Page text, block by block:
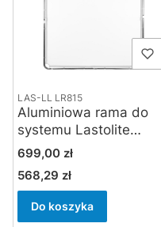
LAS-LL LR815
Aluminiowa rama do
systemu Lastolite
Skylite Rapid midi 1.5 x
1.5 m
Cena
699,00 zł
Cena
568,29 zł
Do koszyka